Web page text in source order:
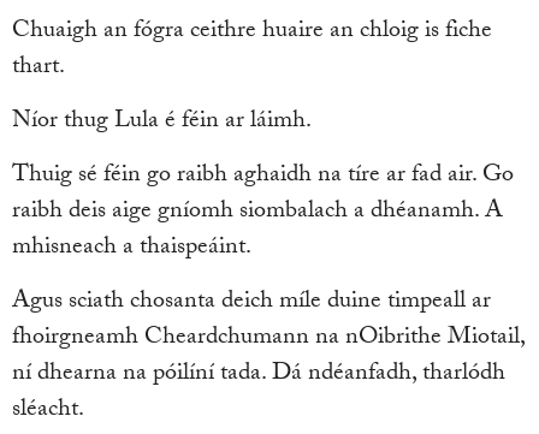
Chuaigh an fógra ceithre huaire an chloig is fiche
thart.
Níor thug Lula é féin ar láimh.
Thuig sé féin go raibh aghaidh na tíre ar fad air. Go
raibh deis aige gníomh siombalach a dhéanamh. A
mhisneach a thaispeáint.
Agus sciath chosanta deich míle duine timpeall ar
fhoirgneamh Cheardchumann na nOibrithe Miotail,
ní dhearna na póilíní tada. Dá ndéanfadh, tharlódh
sléacht.